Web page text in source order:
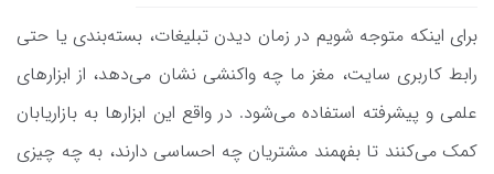
برای اینکه متوجه شویم در زمان دیدن تبلیغات، بسته‌بندی یا حتی
رابط کاربری سایت، مغز ما چه واکنشی نشان می‌دهد، از ابزارهای
علمی و پیشرفته استفاده می‌شود. در واقع این ابزارها به بازاریابان
کمک می‌کنند تا بفهمند مشتریان چه احساسی دارند، به چه چیزی